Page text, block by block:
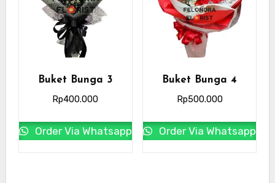
Buket Bunga 3
Rp400.000
Order Via Whatsapp
Buket Bunga 4
Rp500.000
Order Via Whatsapp